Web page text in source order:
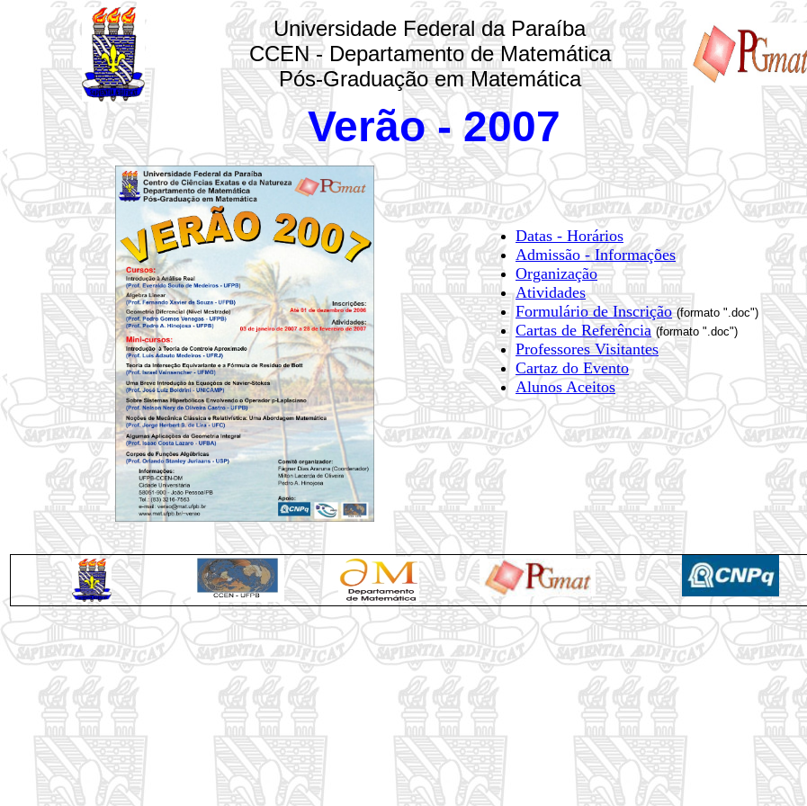
Universidade Federal da Paraíba
CCEN - Departamento de Matemática
Pós-Graduação em Matemática
Verão - 2007
Datas - Horários
Admissão - Informações
Organização
Atividades
Formulário de Inscrição (formato ".doc")
Cartas de Referência (formato ".doc")
Professores Visitantes
Cartaz do Evento
Alunos Aceitos